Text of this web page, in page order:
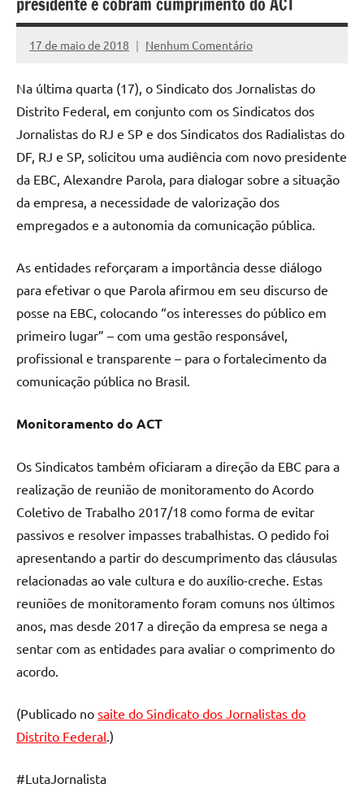
17 de maio de 2018
Assessoria
Nenhum Comentário
Na última quarta (17), o Sindicato dos Jornalistas do
Distrito Federal, em conjunto com os Sindicatos dos
Jornalistas do RJ e SP e dos Sindicatos dos Radialistas do
DF, RJ e SP, solicitou uma audiência com novo presidente
da EBC, Alexandre Parola, para dialogar sobre a situação
da empresa, a necessidade de valorização dos
empregados e a autonomia da comunicação pública.
As entidades reforçaram a importância desse diálogo
para efetivar o que Parola afirmou em seu discurso de
posse na EBC, colocando “os interesses do público em
primeiro lugar” – com uma gestão responsável,
profissional e transparente – para o fortalecimento da
comunicação pública no Brasil.
Monitoramento do ACT
Os Sindicatos também oficiaram a direção da EBC para a
realização de reunião de monitoramento do Acordo
Coletivo de Trabalho 2017/18 como forma de evitar
passivos e resolver impasses trabalhistas. O pedido foi
apresentando a partir do descumprimento das cláusulas
relacionadas ao vale cultura e do auxílio-creche. Estas
reuniões de monitoramento foram comuns nos últimos
anos, mas desde 2017 a direção da empresa se nega a
sentar com as entidades para avaliar o comprimento do
acordo.
(Publicado no saite do Sindicato dos Jornalistas do
Distrito Federal.)
#LutaJornalista